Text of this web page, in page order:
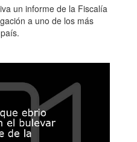
un informe de la Fiscalía
a uno de los más